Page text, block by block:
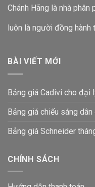
Chánh Hãng là nhà
luôn là người đồng hành
BÀI VIẾT MỚI
Bảng giá Cadivi cho đại
Bảng giá chiếu sáng
Bảng giá Schneider
CHÍNH SÁCH